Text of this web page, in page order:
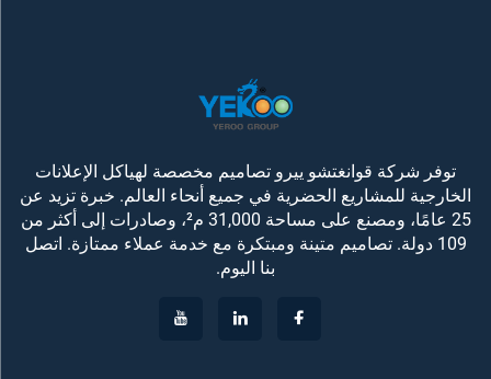
توفر شركة قوانغتشو ييرو تصاميم مخصصة لهياكل الإعلانات
الخارجية للمشاريع الحضرية في جميع أنحاء العالم. خبرة تزيد عن
25 عامًا، ومصنع على مساحة 31,000 م²، وصادرات إلى أكثر من
109 دولة. تصاميم متينة ومبتكرة مع خدمة عملاء ممتازة. اتصل
بنا اليوم.